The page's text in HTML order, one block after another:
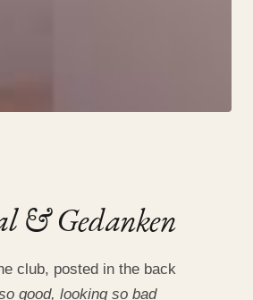
T A R
& Gedanken
club, posted in the back
good, looking so bad